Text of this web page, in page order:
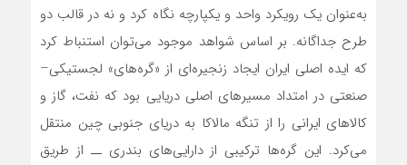
به‌عنوان یک رویکرد واحد و یکپارچه نگاه کرد و نه در قالب دو
طرح جداگانه. بر اساس شواهد موجود می‌توان استنباط کرد
که ایده اصلی ایران ایجاد زنجیره‌ای از «گره‌های» لجستیکی–
صنعتی در امتداد مسیرهای اصلی دریایی بود که نفت، گاز و
کالاهای ایرانی را از تنگه مالاکا به دریای جنوبی چین منتقل
می‌کرد. این گره‌ها ترکیبی از دارایی‌های بندری ــ از طریق